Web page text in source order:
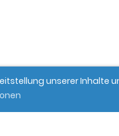
unserer Inhalte